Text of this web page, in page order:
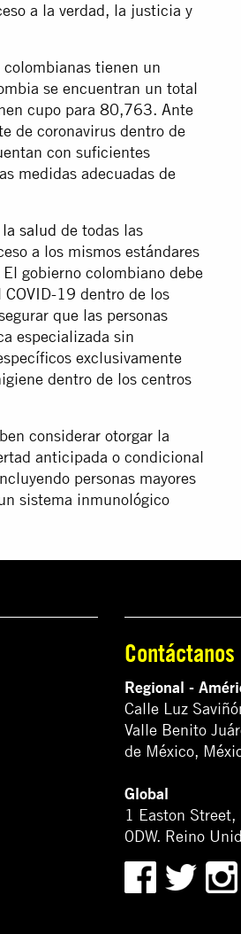
a la verdad, la justicia y
colombianas tienen un
se encuentran un total
cupo para 80,763. Ante
de coronavirus dentro de
con suficientes
medidas adecuadas de
salud de todas las
a los mismos estándares
gobierno colombiano debe
19 dentro de los
que las personas
especializada sin
exclusivamente
dentro de los centros
considerar otorgar la
anticipada o condicional
personas mayores
sistema inmunológico
Contáctanos
Regional -
Calle Luz
Valle Benito
de México,
Global
1 Easton Street,
0DW. Reino